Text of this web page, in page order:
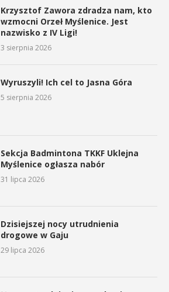
Krzysztof Zawora zdradza nam, kto
wzmocni Orzeł Myślenice. Jest
nazwisko z IV Ligi!
3 sierpnia 2026
Wyruszyli! Ich cel to Jasna Góra
5 sierpnia 2026
Sekcja Badmintona TKKF Uklejna
Myślenice ogłasza nabór
31 lipca 2026
Dzisiejszej nocy utrudnienia
drogowe w Gaju
29 lipca 2026